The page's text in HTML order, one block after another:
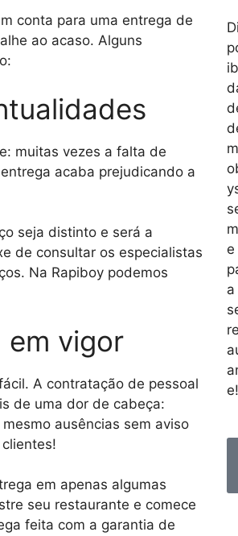
conta para uma entrega de
ao acaso. Alguns
muitas vezes a falta de
acaba prejudicando a
seja distinto e será a
de consultar os especialistas
Na Rapiboy podemos
em vigor
A contratação de pessoal
de uma dor de cabeça:
ausências sem aviso
em apenas algumas
seu restaurante e comece
feita com a garantia de
e
a
e!